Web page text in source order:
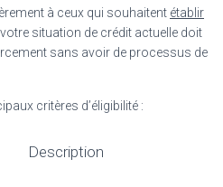
à ceux qui souhaitent établir
votre situation de crédit actuelle doit
sans avoir de processus de
critères d’éligibilité :
Description